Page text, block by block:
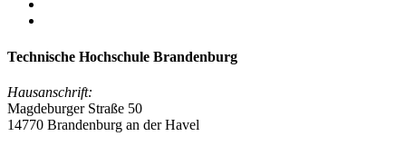
Technische Hochschule Brandenburg
Hausanschrift:
Magdeburger Straße 50
14770 Brandenburg an der Havel